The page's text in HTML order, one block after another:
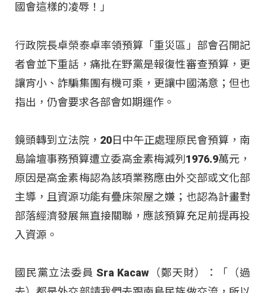
國會這樣的凌辱！」
行政院長卓榮泰卓率領預算「重災區」部會召開記
者會並下重話，痛批在野黨是報復性審查預算，更
讓宵小、詐騙集團有機可乘，更讓中國滿意；但也
指出，仍會要求各部會如期運作。
鏡頭轉到立法院，20日中午正處理原民會預算，南
島論壇事務預算遭立委高金素梅減列1976.9萬元，
原因是高金素梅認為該項業務應由外交部或文化部
主導，且資源功能有疊床架屋之嫌；也認為計畫對
部落經濟發展無直接關聯，應該預算充足前提再投
入資源。
國民黨立法委員 Sra Kacaw（鄭天財）：「（過